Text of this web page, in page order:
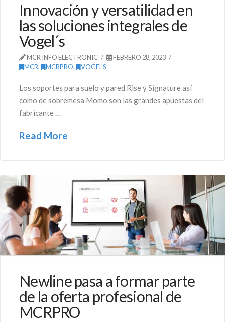
Innovación y versatilidad en
las soluciones integrales de
Vogel´s
MCR INFO ELECTRONIC
FEBRERO 28, 2023
MCR, MCRPRO, VOGEL'S
Los soportes para suelo y pared Rise y Signature así
como de sobremesa Momo son las grandes apuestas del
fabricante …
Read More
Newline pasa a formar parte
de la oferta profesional de
MCRPRO